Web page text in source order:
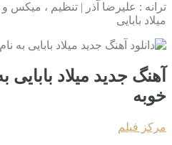
ترانه : علیرضا آذر | تنظیم ، میکس
میلاد بابایی
آهنگ جدید میلاد
خوبه
مرکز فیلم